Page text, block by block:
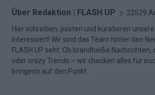
Über Redaktion | FLASH UP 22529
Hier schreiben, posten und kuratieren
interessiert! Wir sind das Team hinter den
FLASH UP seht. Ob brandheiße
oder crazy Trends – wir checken alles für
bringen’s auf den Punkt.